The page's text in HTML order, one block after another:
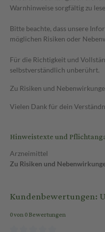
Warnhinweise sorgfältig zu
Bitte beachte, dass unsere
möglichen Risiken oder
Für die Richtigkeit und
selbstverständlich unberührt.
Zu Risiken und
Vielen Dank für dein
Hinweistexte und
Arzneimittel
Zu Risiken und
Kundenbewertungen:
0 von 0 Bewertungen